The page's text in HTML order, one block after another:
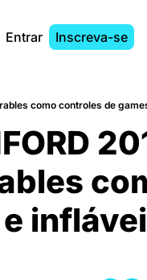
Entrar Inscreva-se
como controles de